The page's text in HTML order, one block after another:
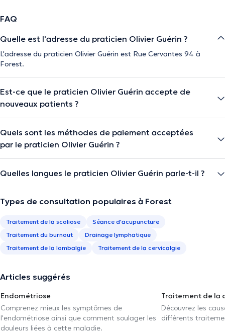
FAQ
Quelle est l'adresse du praticien Olivier Guérin ?
L'adresse du praticien Olivier Guérin est Rue Cervantes 94 à
Forest.
Est-ce que le praticien Olivier Guérin accepte de
nouveaux patients ?
Quels sont les méthodes de paiement acceptées
par le praticien Olivier Guérin ?
Quelles langues le praticien Olivier Guérin parle-t-il ?
Types de consultation populaires à Forest
Traitement de la scoliose
Séance d'acupuncture
Traitement du burnout
Drainage lymphatique
Traitement de la lombalgie
Traitement de la cervicalgie
Articles suggérés
Endométriose
Comprenez mieux les symptômes de
l'endométriose ainsi que comment soulager les
douleurs liées à cette maladie.
Traitement de la
Découvrez les
différents